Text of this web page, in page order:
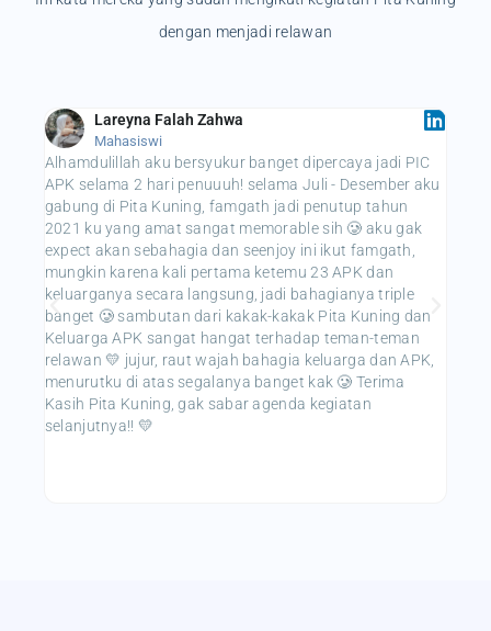
dengan menjadi relawan
Lareyna Falah Zahwa
Mahasiswi
Alhamdulillah aku bersyukur banget dipercaya jadi PIC
APK selama 2 hari penuuuh! selama Juli - Desember aku
gabung di Pita Kuning, famgath jadi penutup tahun
2021 ku yang amat sangat memorable sih 🥲 aku gak
expect akan sebahagia dan seenjoy ini ikut famgath,
mungkin karena kali pertama ketemu 23 APK dan
keluarganya secara langsung, jadi bahagianya triple
banget 🥲 sambutan dari kakak-kakak Pita Kuning dan
Keluarga APK sangat hangat terhadap teman-teman
relawan 💛 jujur, raut wajah bahagia keluarga dan APK,
menurutku di atas segalanya banget kak 🥲 Terima
Kasih Pita Kuning, gak sabar agenda kegiatan
selanjutnya!! 💛